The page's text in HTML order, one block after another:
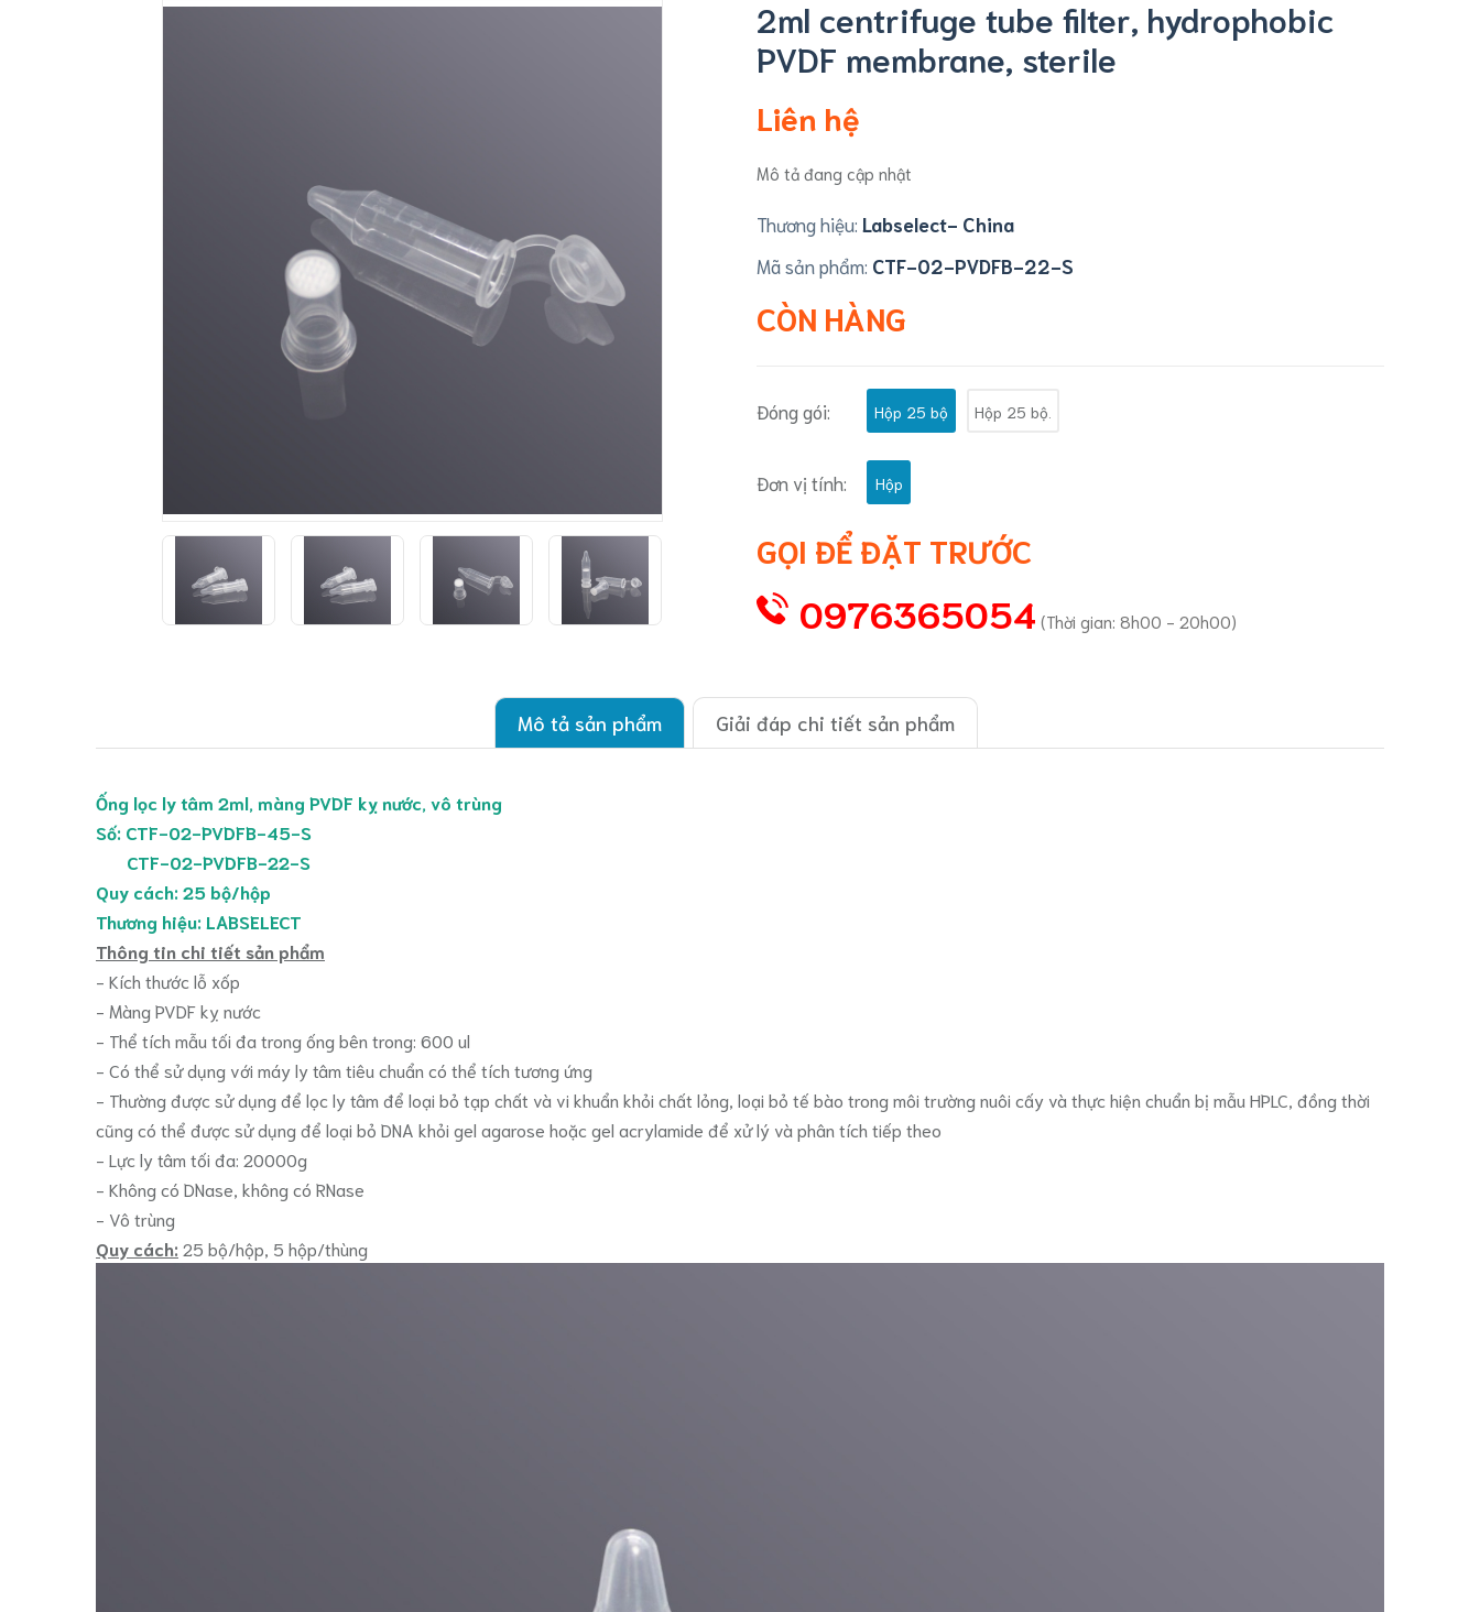
2ml centrifuge tube filter, hydrophobic
PVDF membrane, sterile
Liên hệ
Mô tả đang cập nhật
Thương hiệu: Labselect- China
Mã sản phẩm: CTF-02-PVDFB-22-S
CÒN HÀNG
Đóng gói: Hộp 25 bộ Hộp 25 bộ.
Đơn vị tính: Hộp
GỌI ĐỂ ĐẶT TRƯỚC
0976365054 (Thời gian: 8h00 - 20h00)
Mô tả sản phẩm Giải đáp chi tiết sản phẩm
Ống lọc ly tâm 2ml, màng PVDF kỵ nước, vô trùng
Số: CTF-02-PVDFB-45-S
CTF-02-PVDFB-22-S
Quy cách: 25 bộ/hộp
Thương hiệu: LABSELECT
Thông tin chi tiết sản phẩm
- Kích thước lỗ xốp
- Màng PVDF kỵ nước
- Thể tích mẫu tối đa trong ống bên trong: 600 ul
- Có thể sử dụng với máy ly tâm tiêu chuẩn có thể tích tương ứng
- Thường được sử dụng để lọc ly tâm để loại bỏ tạp chất và vi khuẩn khỏi chất lỏng, loại bỏ tế bào trong môi trường nuôi cấy và thực hiện chuẩn bị mẫu HPLC, đồng thời
cũng có thể được sử dụng để loại bỏ DNA khỏi gel agarose hoặc gel acrylamide để xử lý và phân tích tiếp theo
- Lực ly tâm tối đa: 20000g
- Không có DNase, không có RNase
- Vô trùng
Quy cách: 25 bộ/hộp, 5 hộp/thùng